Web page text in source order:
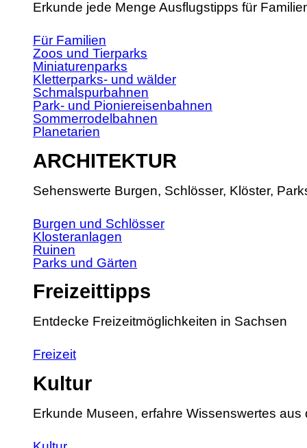
Erkunde jede Menge Ausflugstipps für
Für Familien
Zoos und Tierparks
Miniaturenparks
Kletterparks- und wälder
Schmalspurbahnen
Park- und Pioniereisenbahnen
Sommerrodelbahnen
Planetarien
ARCHITEKTUR
Sehenswerte Burgen, Schlösser, Klöster,
Burgen und Schlösser
Klosteranlagen
Ruinen
Parks und Gärten
Freizeittipps
Entdecke Freizeitmöglichkeiten in Sachsen
Freizeit
Kultur
Erkunde Museen, erfahre Wissenswertes